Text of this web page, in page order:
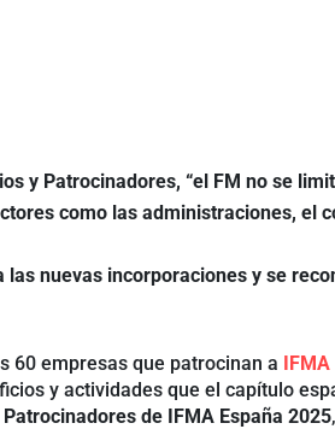
y Patrocinadores, “el FM no se
como las administraciones, el
nuevas incorporaciones y se
60 empresas que patrocinan a IFMA
y actividades que el capítulo
Patrocinadores de IFMA España 2025